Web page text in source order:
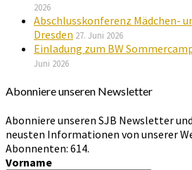
2026
Abschlusskonferenz Mädchen-
Dresden 27. Juni 2026
Einladung zum BW
Juni 2026
Abonniere unseren Newsletter
Abonniere unseren SJB Newsletter
neusten Informationen von unserer
Abonnenten: 614.
Vorname